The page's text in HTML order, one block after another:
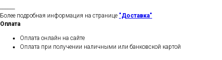
Более подробная информация на странице "Доставка"
Оплата
Оплата онлайн на сайте
Оплата при получении наличными или банковской картой